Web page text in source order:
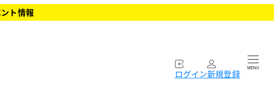
ト情報
ログイン新規登録 MENU